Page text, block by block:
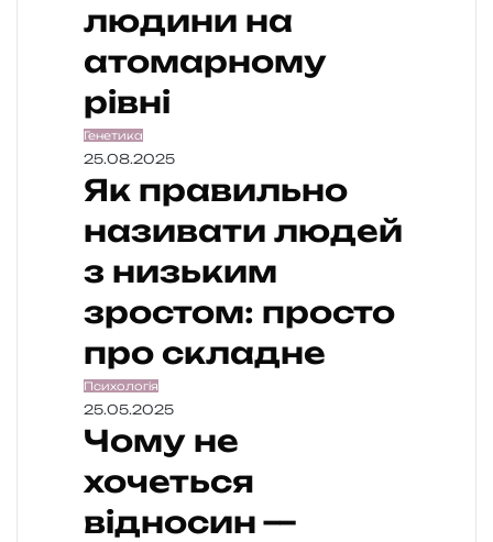
людини на
атомарному
рівні
Генетика
25.08.2025
Як правильно
називати людей
з низьким
зростом: просто
про складне
Психологія
25.05.2025
Чому не
хочеться
відносин —